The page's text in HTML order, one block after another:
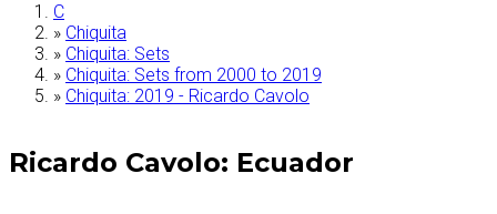
C
» Chiquita
» Chiquita: Sets
» Chiquita: Sets from 2000 to 2019
» Chiquita: 2019 - Ricardo Cavolo
Ricardo Cavolo: Ecuador